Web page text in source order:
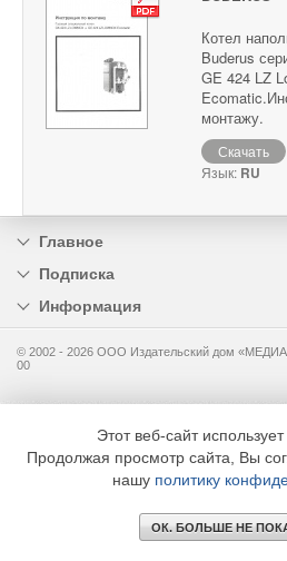
Котел
Buderus
GE 424 LZ
монтажу.
Скачать
Язык: RU
Главное
Подписка
Информация
© 2002 - 2026 OOO Издательский дом
00
Этот веб-сайт
Продолжая просмотр сайта, Вы
нашу политику
ОК. БОЛЬШЕ НЕ